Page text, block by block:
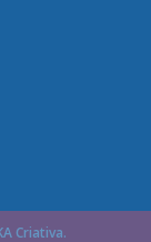
Criativa.